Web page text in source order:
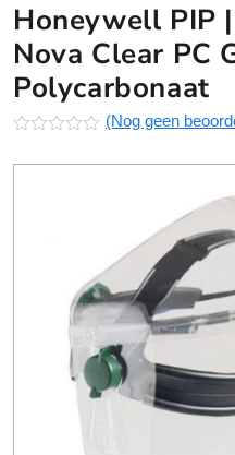
e
nHoneywell PIP
Nova Clear PC
Polycarbonaat
o
(Nog geen